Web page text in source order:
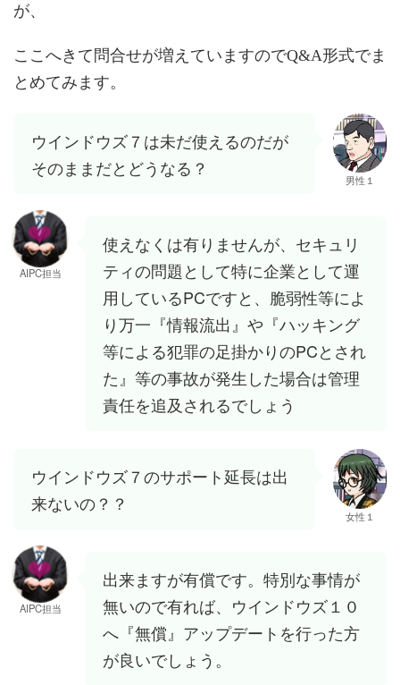
が、
ここへきて問合せが増えていますのでQ&A形式でま
とめてみます。
ウインドウズ７は未だ使えるのだが
そのままだとどうなる？
男性１
AIPC担当
使えなくは有りませんが、セキュリ
ティの問題として特に企業として運
用しているPCですと、脆弱性等によ
り万一『情報流出』や『ハッキング
等による犯罪の足掛かりのPCとされ
た』等の事故が発生した場合は管理
責任を追及されるでしょう
ウインドウズ７のサポート延長は出
来ないの？？
女性１
AIPC担当
出来ますが有償です。特別な事情が
無いので有れば、ウインドウズ１０
へ『無償』アップデートを行った方
が良いでしょう。